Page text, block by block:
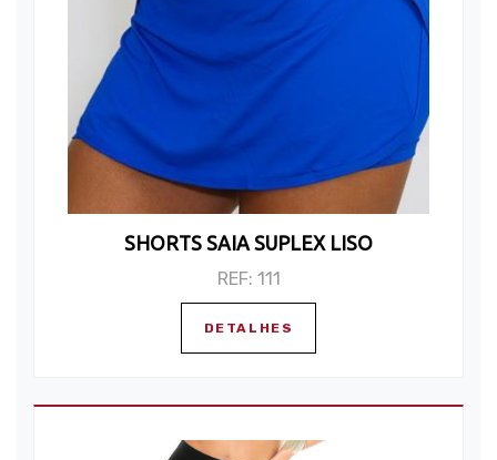
SHORTS SAIA SUPLEX LISO
REF: 111
DETALHES